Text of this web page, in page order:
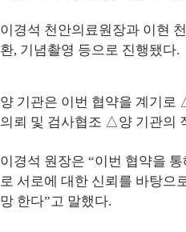
이경석 천안의료원장과 이현
환, 기념촬영 등으로 진행됐다.
양 기관은 이번 협약을 계기
의뢰 및 검사협조 △양 기관의
이경석 원장은 “이번 협약을
로 서로에 대한 신뢰를 바탕으
망 한다”고 말했다.